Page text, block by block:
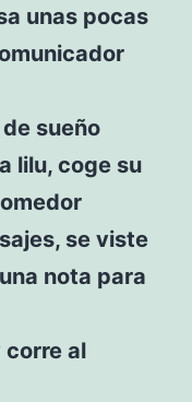
unas pocas
sueño
lilu, coge su
se viste
nota para
corre al